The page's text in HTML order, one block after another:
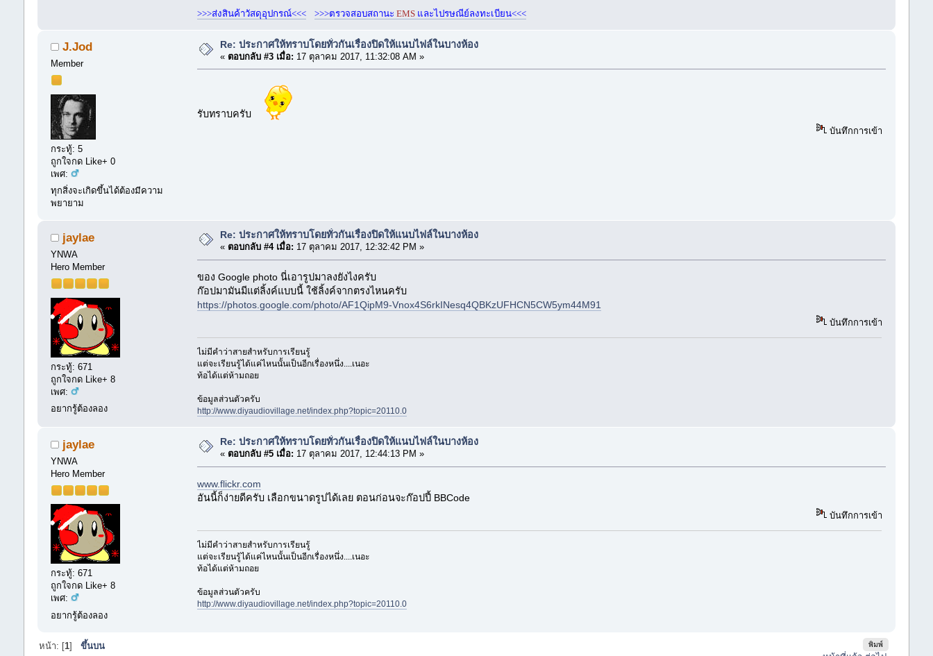
>>>ส่งสินค้าวัสดุอุปกรณ์<<< >>>ตรวจสอบสถานะ EMSและไปรษณีย์ลงทะเบียน<<<
J.Jod
Member
กระทู้: 5
ถูกใจกด Like+ 0
เพศ:
ทุกสิ่งจะเกิดขึ้นได้ต้องมีความ
พยายาม
Re: ประกาศให้ทราบโดยทั่วกันเรื่องปิดให้แนบไฟล์ในบางห้อง
« ตอบกลับ #3 เมื่อ: 17 ตุลาคม 2017, 11:32:08 AM »
รับทราบครับ
บันทึกการเข้า
jaylae
YNWA
Hero Member
กระทู้: 671
ถูกใจกด Like+ 8
เพศ:
อยากรู้ต้องลอง
Re: ประกาศให้ทราบโดยทั่วกันเรื่องปิดให้แนบไฟล์ในบางห้อง
« ตอบกลับ #4 เมื่อ: 17 ตุลาคม 2017, 12:32:42 PM »
ของ Google photo นี่เอารูปมาลงยังไงครับ
ก๊อปมามันมีแต่ลิ้งค์แบบนี้ ใช้ลิ้งค์จากตรงไหนครับ
https://photos.google.com/photo/AF1QipM9-Vnox4S6rkINesq4QBKzUFHCN5CW5ym44M91
บันทึกการเข้า
ไม่มีคำว่าสายสำหรับการเรียนรู้
แต่จะเรียนรู้ได้แค่ไหนนั้นเป็นอีกเรื่องหนึ่ง....เนอะ
ท้อได้แต่ห้ามถอย
ข้อมูลส่วนตัวครับ
http://www.diyaudiovillage.net/index.php?topic=20110.0
jaylae
YNWA
Hero Member
กระทู้: 671
ถูกใจกด Like+ 8
เพศ:
อยากรู้ต้องลอง
Re: ประกาศให้ทราบโดยทั่วกันเรื่องปิดให้แนบไฟล์ในบางห้อง
« ตอบกลับ #5 เมื่อ: 17 ตุลาคม 2017, 12:44:13 PM »
www.flickr.com
อันนี้ก็ง่ายดีครับ เลือกขนาดรูปได้เลย ตอนก่อนจะก๊อปปี้ BBCode
บันทึกการเข้า
ไม่มีคำว่าสายสำหรับการเรียนรู้
แต่จะเรียนรู้ได้แค่ไหนนั้นเป็นอีกเรื่องหนึ่ง....เนอะ
ท้อได้แต่ห้ามถอย
ข้อมูลส่วนตัวครับ
http://www.diyaudiovillage.net/index.php?topic=20110.0
พิมพ์
หน้า: [1]ขึ้นบน